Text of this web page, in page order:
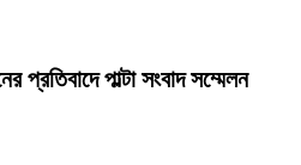
প্রতিবাদে পাল্টা সংবাদ সম্মেলন